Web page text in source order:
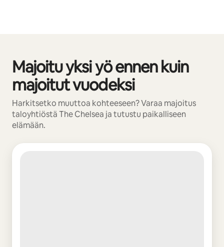
Majoitu yksi yö ennen kuin
majoitut vuodeksi
Harkitsetko muuttoa kohteeseen? Varaa majoitus
taloyhtiöstä The Chelsea ja tutustu paikalliseen
elämään.
0/0 kohtaa näkyy